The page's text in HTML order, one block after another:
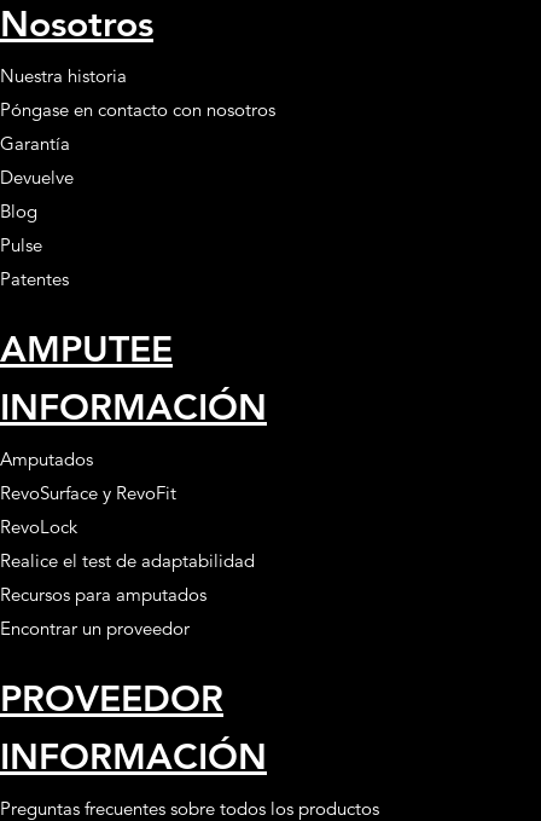
Nosotros
Nuestra historia
Póngase en contacto con nosotros
Garantía
Devuelve
Blog
Pulse
Patentes
AMPUTEE
INFORMACIÓN
Amputados
RevoSurface y RevoFit
RevoLock
Realice el test de adaptabilidad
Recursos para amputados
Encontrar un proveedor
PROVEEDOR
INFORMACIÓN
Preguntas frecuentes sobre todos los productos